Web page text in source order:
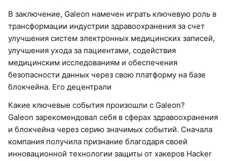
В заключение, Galeon намечен играть ключевую роль в
трансформации индустрии здравоохранения за счет
улучшения систем электронных медицинских записей,
улучшения ухода за пациентами, содействия
медицинским исследованиям и обеспечения
безопасности данных через свою платформу на базе
блокчейна. Его децентрали
Какие ключевые события произошли с Galeon?
Galeon зарекомендовал себя в сферах здравоохранения
и блокчейна через серию значимых событий. Сначала
компания получила признание благодаря своей
инновационной технологии защиты от хакеров Hacker